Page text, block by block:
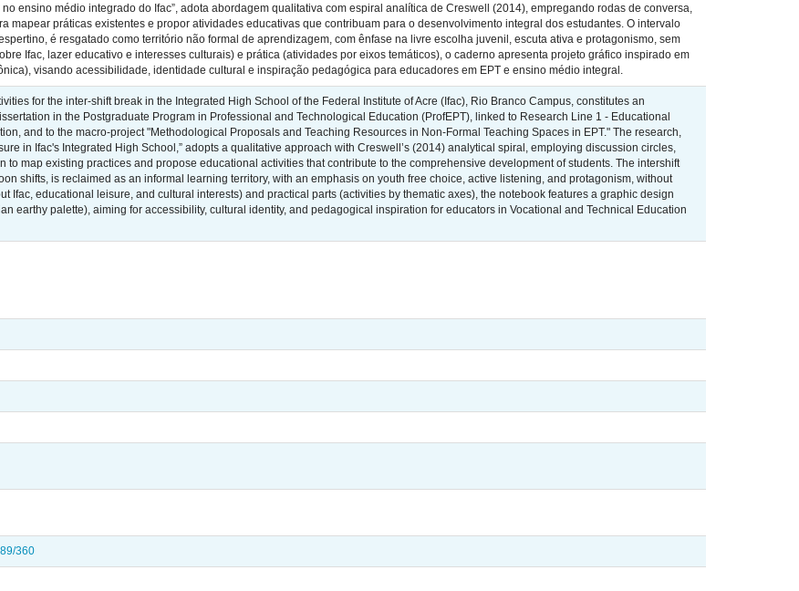
ensino médio integrado do Ifac”, adota abordagem qualitativa com espiral analítica de Creswell (2014), empregando rodas de conversa,
mapear práticas existentes e propor atividades educativas que contribuam para o desenvolvimento integral dos estudantes. O intervalo
é resgatado como território não formal de aprendizagem, com ênfase na livre escolha juvenil, escuta ativa e protagonismo, sem
Ifac, lazer educativo e interesses culturais) e prática (atividades por eixos temáticos), o caderno apresenta projeto gráfico inspirado em
visando acessibilidade, identidade cultural e inspiração pedagógica para educadores em EPT e ensino médio integral.
for the inter-shift break in the Integrated High School of the Federal Institute of Acre (Ifac), Rio Branco Campus, constitutes an
in the Postgraduate Program in Professional and Technological Education (ProfEPT), linked to Research Line 1 - Educational
and to the macro-project "Methodological Proposals and Teaching Resources in Non-Formal Teaching Spaces in EPT." The research,
in Ifac's Integrated High School,” adopts a qualitative approach with Creswell’s (2014) analytical spiral, employing discussion circles,
map existing practices and propose educational activities that contribute to the comprehensive development of students. The intershift
shifts, is reclaimed as an informal learning territory, with an emphasis on youth free choice, active listening, and protagonism, without
Ifac, educational leisure, and cultural interests) and practical parts (activities by thematic axes), the notebook features a graphic design
earthy palette), aiming for accessibility, cultural identity, and pedagogical inspiration for educators in Vocational and Technical Education
360